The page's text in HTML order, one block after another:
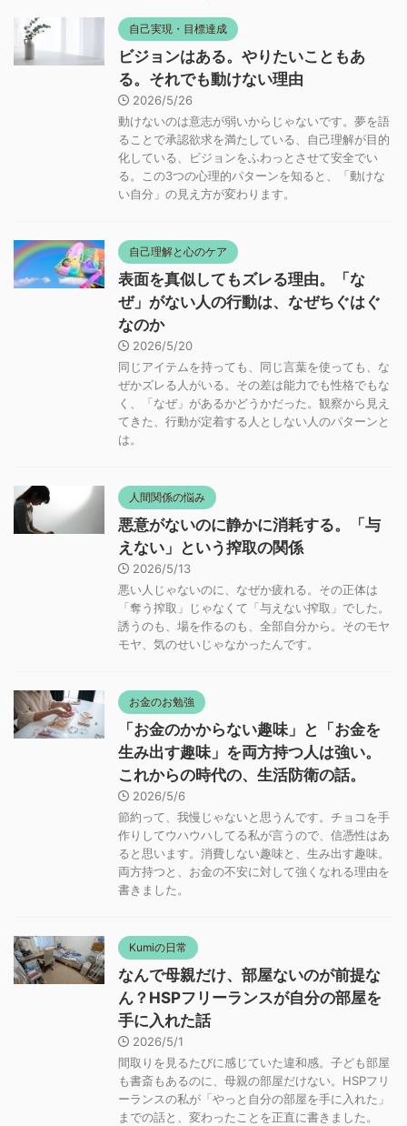
自己実現・目標達成
ビジョンはある。やりたいこともあ
る。それでも動けない理由
2026/5/26
動けないのは意志が弱いからじゃないです。夢を語
ることで承認欲求を満たしている、自己理解が目的
化している、ビジョンをふわっとさせて安全でい
る。この3つの心理的パターンを知ると、「動けな
い自分」の見え方が変わります。
自己理解と心のケア
表面を真似してもズレる理由。「な
ぜ」がない人の行動は、なぜちぐはぐ
なのか
2026/5/20
同じアイテムを持っても、同じ言葉を使っても、な
ぜかズレる人がいる。その差は能力でも性格でもな
く、「なぜ」があるかどうかだった。観察から見え
てきた、行動が定着する人としない人のパターンと
は。
人間関係の悩み
悪意がないのに静かに消耗する。「与
えない」という搾取の関係
2026/5/13
悪い人じゃないのに、なぜか疲れる。その正体は
「奪う搾取」じゃなくて「与えない搾取」でした。
誘うのも、場を作るのも、全部自分から。そのモヤ
モヤ、気のせいじゃなかったんです。
お金のお勉強
「お金のかからない趣味」と「お金を
生み出す趣味」を両方持つ人は強い。
これからの時代の、生活防衛の話。
2026/5/6
節約って、我慢じゃないと思うんです。チョコを手
作りしてウハウハしてる私が言うので、信憑性はあ
ると思います。消費しない趣味と、生み出す趣味。
両方持つと、お金の不安に対して強くなれる理由を
書きました。
Kumiの日常
なんで母親だけ、部屋ないのが前提な
ん？HSPフリーランスが自分の部屋を
手に入れた話
2026/5/1
間取りを見るたびに感じていた違和感。子ども部屋
も書斎もあるのに、母親の部屋だけない。HSPフリ
ーランスの私が「やっと自分の部屋を手に入れた」
までの話と、変わったことを正直に書きました。